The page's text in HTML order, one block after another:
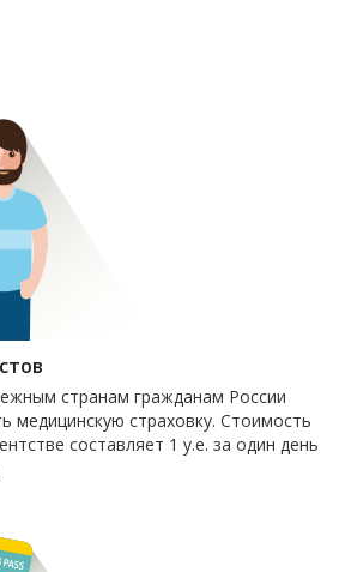
странам гражданам России
медицинскую страховку. Стоимость
составляет 1 у.е. за один день